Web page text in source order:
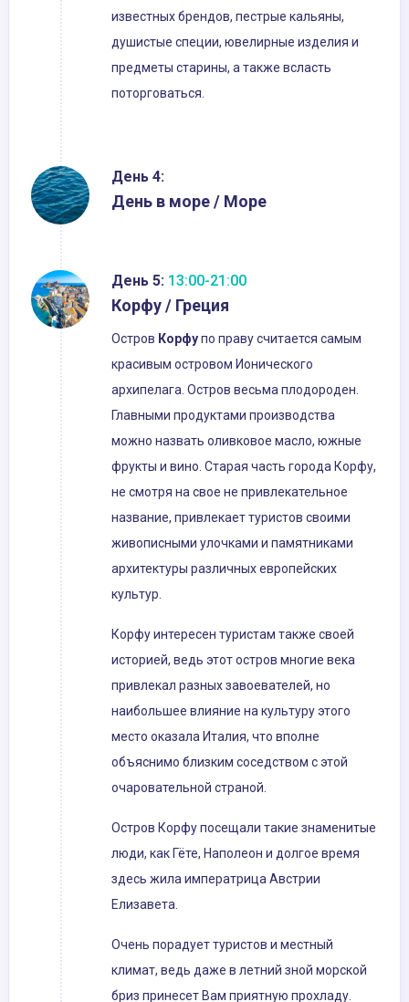
известных брендов, пестрые кальяны,
душистые специи, ювелирные изделия и
предметы старины, а также всласть
поторговаться.
День 4:
День в море / Море
День 5: 13:00-21:00
Корфу / Греция
Остров Корфупо праву считается самым
красивым островом Ионического
архипелага. Остров весьма плодороден.
Главными продуктами производства
можно назвать оливковое масло, южные
фрукты и вино. Старая часть города Корфу,
не смотря на свое не привлекательное
название, привлекает туристов своими
живописными улочками и памятниками
архитектуры различных европейских
культур.
Корфу интересен туристам также своей
историей, ведь этот остров многие века
привлекал разных завоевателей, но
наибольшее влияние на культуру этого
место оказала Италия, что вполне
объяснимо близким соседством с этой
очаровательной страной.
Остров Корфу посещали такие знаменитые
люди, как Гёте, Наполеон и долгое время
здесь жила императрица Австрии
Елизавета.
Очень порадует туристов и местный
климат, ведь даже в летний зной морской
бриз принесет Вам приятную прохладу.